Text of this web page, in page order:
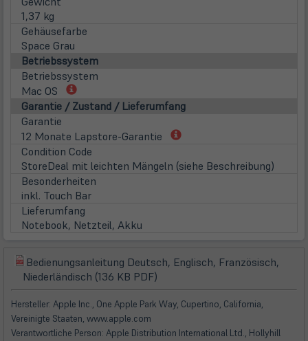
1,37 kg
Gehäusefarbe
Space Grau
Betriebssystem
Betriebssystem
Mac OS
(öffnet
in
Tab)
Garantie / Zustand / Lieferumfang
Garantie
12 Monate Lapstore-Garantie
(öffnet
neuem
Condition Code
StoreDeal mit leichten Mängeln (siehe Beschreibung)
Besonderheiten
inkl. Touch Bar
Lieferumfang
Notebook, Netzteil, Akku
(öffnet
in
neuem
Tab)
Bedienungsanleitung Deutsch, Englisch, Französisch,
Niederländisch (136 KB PDF)
in
neuem
Hersteller: Apple Inc., One Apple Park Way, Cupertino, California,
Vereinigte Staaten, www.apple.com
Verantwortliche Person: Apple Distribution International Ltd., Hollyhill